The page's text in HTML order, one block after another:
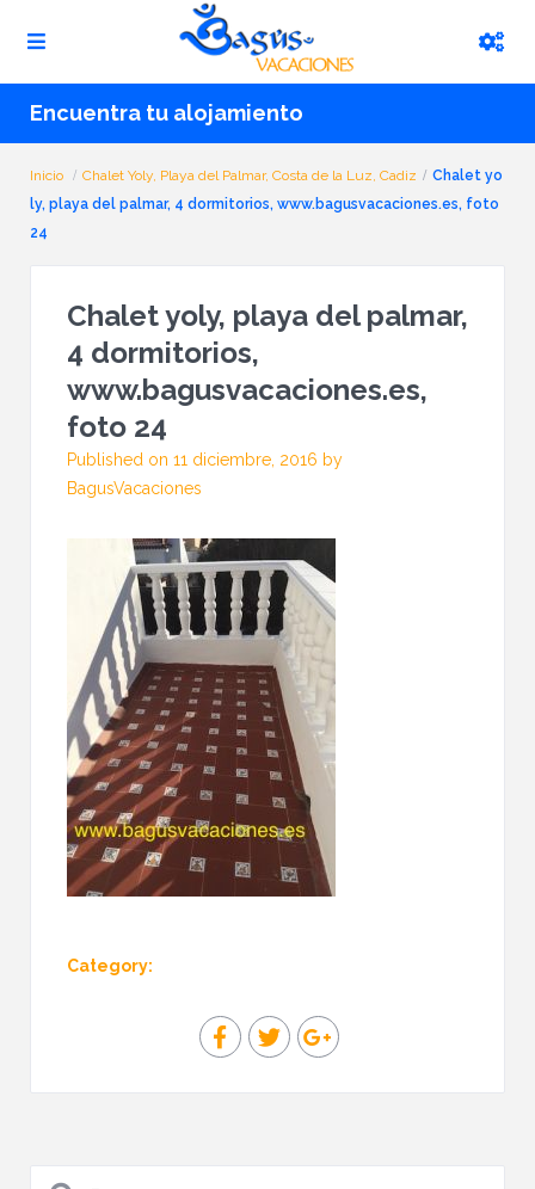
Encuentra tu alojamiento
Inicio Chalet Yoly, Playa del Palmar, Costa de la Luz, Cadiz
Chalet yo
ly, playa del palmar, 4 dormitorios, www.bagusvacaciones.es, foto
24
Chalet yoly, playa del palmar,
4 dormitorios,
www.bagusvacaciones.es,
foto 24
Published on 11 diciembre, 2016 by
BagusVacaciones
Category: